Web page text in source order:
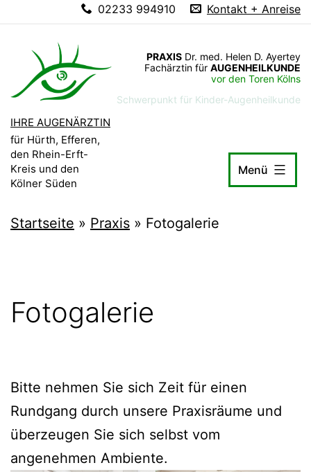
springen
02233 994910 Kontakt + Anreise
IHRE AUGENÄRZTIN
für Hürth, Efferen,
den Rhein-Erft-
Kreis und den
Kölner Süden
PRAXIS Dr. med. Helen D. Ayertey
Fachärztin fürAUGENHEILKUNDE
vor den Toren Kölns
Schwerpunkt für Kinder-Augenheilkunde
Menü
Startseite » Praxis » Fotogalerie
Fotogalerie
Bitte nehmen Sie sich Zeit für einen
Rundgang durch unsere Praxisräume und
überzeugen Sie sich selbst vom
angenehmen Ambiente.